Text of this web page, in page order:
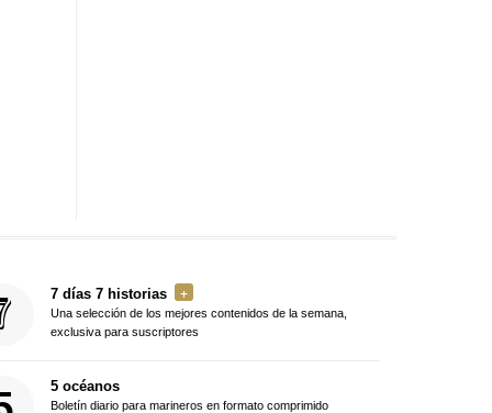
7 días 7 historias
Una selección de los mejores contenidos de la semana,
exclusiva para suscriptores
5 océanos
Boletín diario para marineros en formato comprimido